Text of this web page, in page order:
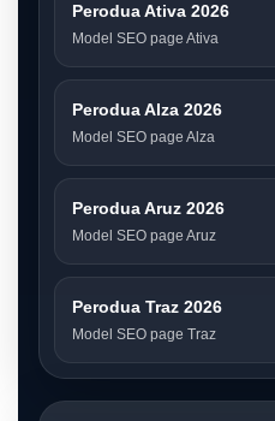
Perodua Ativa 2026
Model SEO page Ativa
Perodua Alza 2026
Model SEO page Alza
Perodua Aruz 2026
Model SEO page Aruz
Perodua Traz 2026
Model SEO page Traz